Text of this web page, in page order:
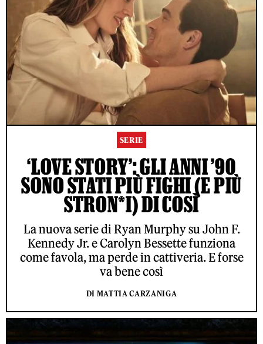
SERIE
‘LOVE STORY’: GLI ANNI ’90
SONO STATI PIÙ FIGHI (E PIÙ
STRON*I) DI COSÌ
La nuova serie di Ryan Murphy su John F.
Kennedy Jr. e Carolyn Bessette funziona
come favola, ma perde in cattiveria. E forse
va bene così
DI MATTIA CARZANIGA